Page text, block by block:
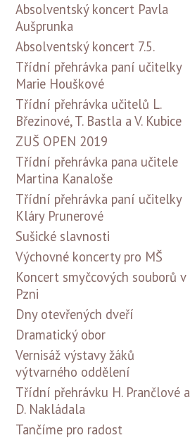
Absolventský koncert Pavla
Aušprunka
Absolventský koncert 7.5.
Třídní přehrávka paní učitelky
Marie Houškové
Třídní přehrávka učitelů L.
Březinové, T. Bastla a V. Kubice
ZUŠ OPEN 2019
Třídní přehrávka pana učitele
Martina Kanaloše
Třídní přehrávka paní učitelky
Kláry Prunerové
Sušické slavnosti
Výchovné koncerty pro MŠ
Koncert smyčcových souborů v
Pzni
Dny otevřených dveří
Dramatický obor
Vernisáž výstavy žáků
výtvarného oddělení
Třídní přehrávku H. Prančlové a
D. Nakládala
Tančíme pro radost